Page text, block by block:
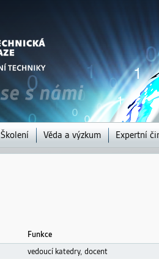
Školení Věda a výzkum Expertní
Funkce
vedoucí katedry, docent